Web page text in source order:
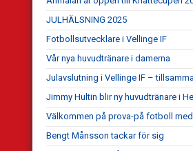
JULHÄLSNING 2025
Fotbollsutvecklare i Vellinge IF
Vår nya huvudtränare i damerna
Julavslutning i Vellinge IF –
Jimmy Hultin blir ny huvudtränare i
Välkommen på prova-på fotboll
Bengt Månsson tackar för sig